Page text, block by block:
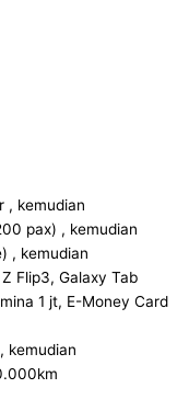
, kemudian
pax) , kemudian
, kemudian
Flip3, Galaxy Tab
1 jt, E-Money Card
kemudian